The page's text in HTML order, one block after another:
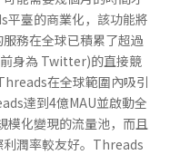
臺的商業化，該功能將
務在全球已積累了超過
身為 Twitter)的直接競
在全球範圍內吸引
達到4億MAU並啟動全
模化變現的流量池，而且
潤率較友好。Threads